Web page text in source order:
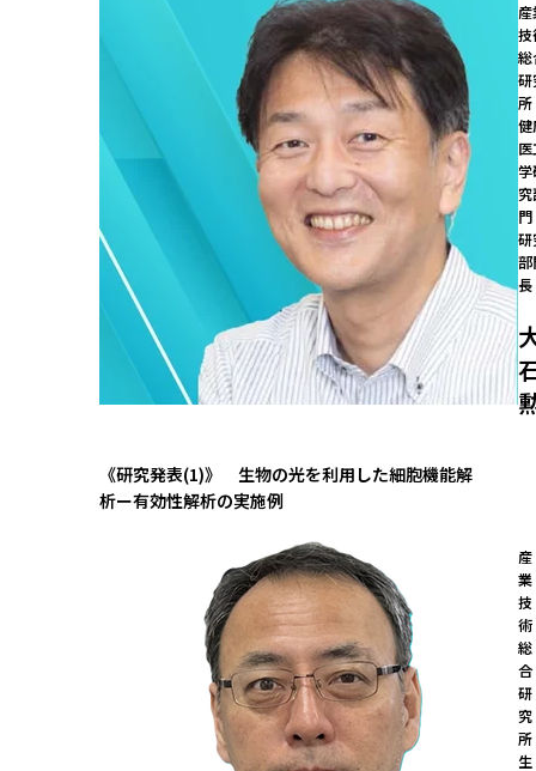
所
長
《研究発表(1)》 生物の光を利用した細胞機能解
析ー有効性解析の実施例
産
業
技
術
総
合
研
究
所
生